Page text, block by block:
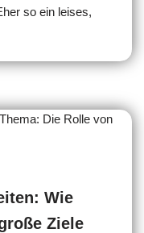
so ein leises,
Wie
Ziele